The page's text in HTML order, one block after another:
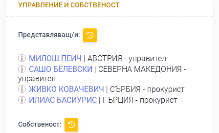
УПРАВЛЕНИЕ И СОБСТВЕНОСТ
Представляващ/и:
МИЛОШ ПЕИЧ
| АВСТРИЯ - управител
САШО БЕЛЕВСКИ
| СЕВЕРНА МАКЕДОНИЯ -
управител
ЖИВКО КОВАЧЕВИЧ
| СЪРБИЯ - прокурист
ИЛИАС БАСИУРИС | ГЪРЦИЯ - прокурист
Собственост: